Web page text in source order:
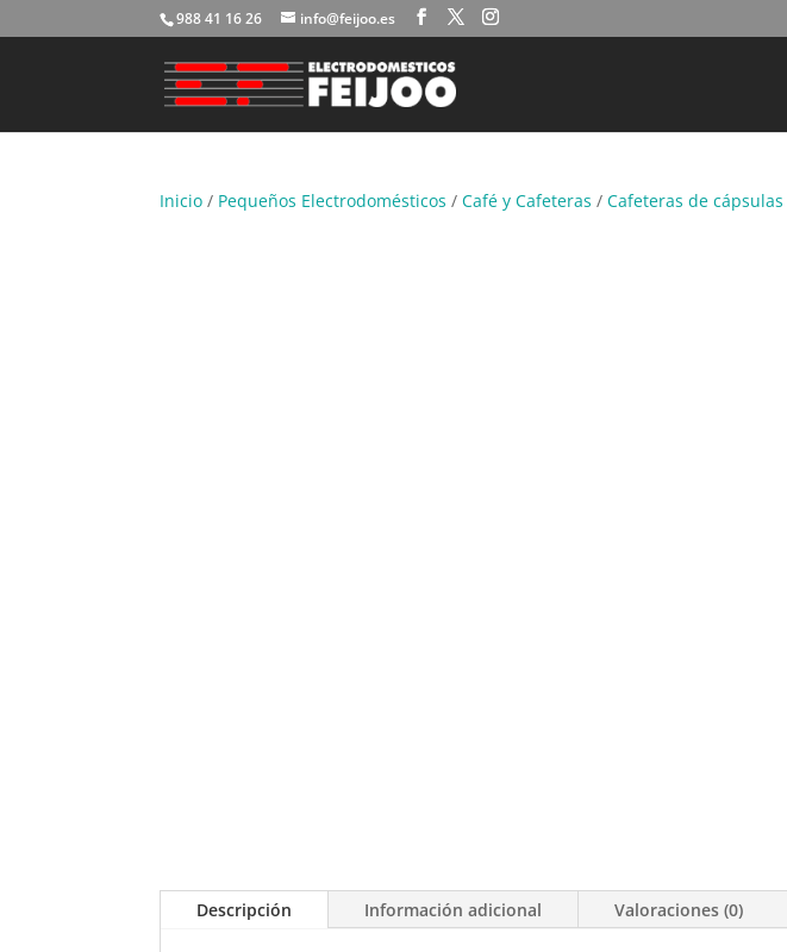
988 41 16 26 info@feijoo.es
Inicio / Pequeños Electrodomésticos /Café y Cafeteras /Cafeteras de cápsulas
Descripción Información adicional Valoraciones (0)